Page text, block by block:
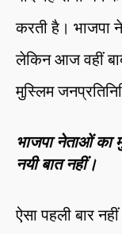
करती है। भाजपा
लेकिन आज वहीं
मुस्लिम
भाजपा नेताओं का
नयी बात नहीं।
ऐसा पहली बार